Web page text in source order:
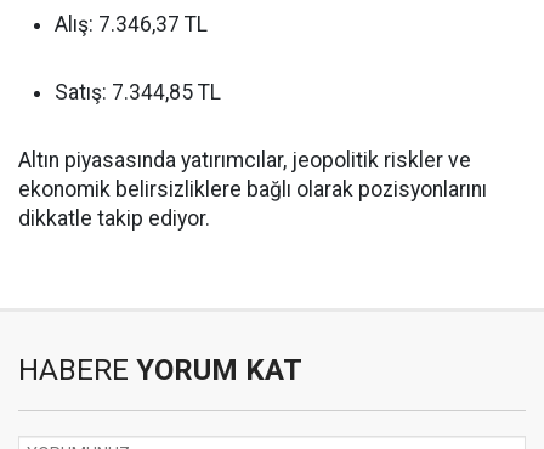
Alış: 7.346,37 TL
Satış: 7.344,85 TL
Altın piyasasında yatırımcılar, jeopolitik riskler ve
ekonomik belirsizliklere bağlı olarak pozisyonlarını
dikkatle takip ediyor.
HABERE YORUM KAT